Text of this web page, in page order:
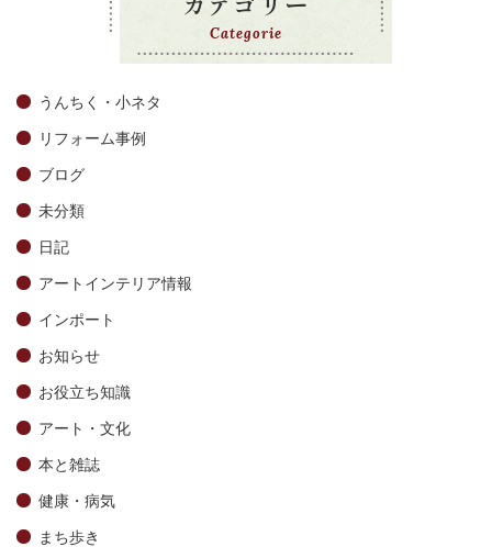
Categorie
うんちく・小ネタ
リフォーム事例
ブログ
未分類
日記
アートインテリア情報
インポート
お知らせ
お役立ち知識
アート・文化
本と雑誌
健康・病気
まち歩き